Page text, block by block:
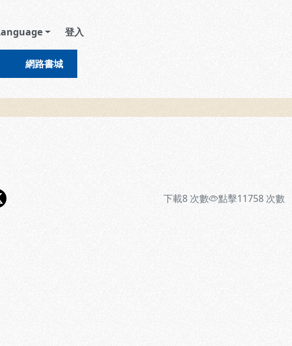
登入
網路書城
下載8 次數 點擊11758 次數